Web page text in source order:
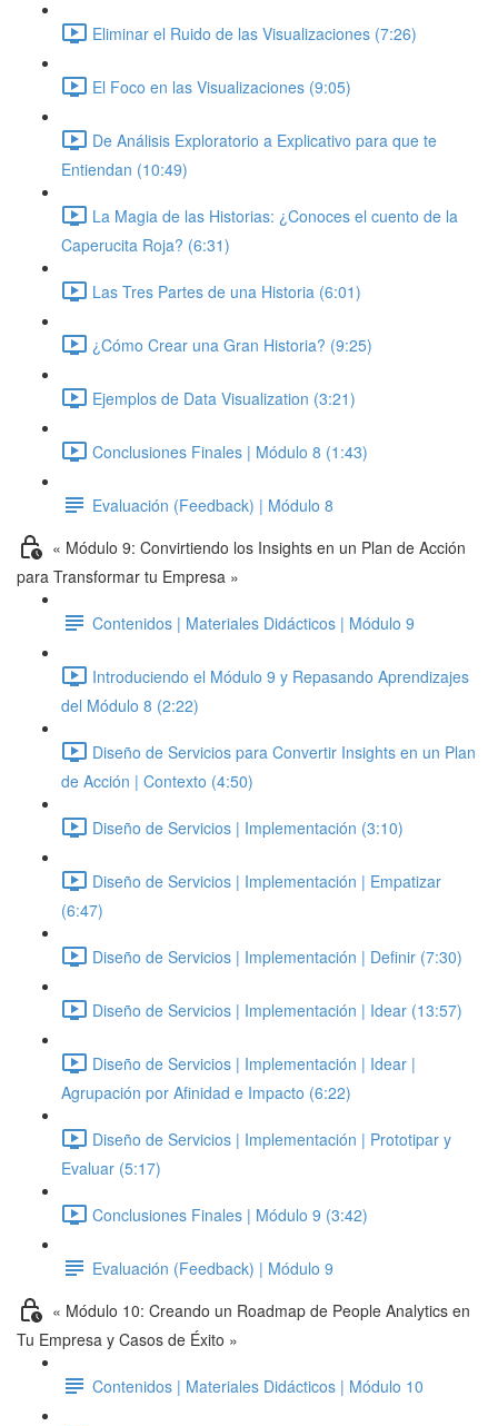
Eliminar el Ruido de las Visualizaciones (7:26)
El Foco en las Visualizaciones (9:05)
De Análisis Exploratorio a Explicativo para que te
Entiendan (10:49)
La Magia de las Historias: ¿Conoces el cuento de la
Caperucita Roja? (6:31)
Las Tres Partes de una Historia (6:01)
¿Cómo Crear una Gran Historia? (9:25)
Ejemplos de Data Visualization (3:21)
Conclusiones Finales | Módulo 8 (1:43)
Evaluación (Feedback) | Módulo 8
« Módulo 9: Convirtiendo los Insights en un Plan de Acción
para Transformar tu Empresa »
Contenidos | Materiales Didácticos | Módulo 9
Introduciendo el Módulo 9 y Repasando Aprendizajes
del Módulo 8 (2:22)
Diseño de Servicios para Convertir Insights en un Plan
de Acción | Contexto (4:50)
Diseño de Servicios | Implementación (3:10)
Diseño de Servicios | Implementación | Empatizar
(6:47)
Diseño de Servicios | Implementación | Definir (7:30)
Diseño de Servicios | Implementación | Idear (13:57)
Diseño de Servicios | Implementación | Idear |
Agrupación por Afinidad e Impacto (6:22)
Diseño de Servicios | Implementación | Prototipar y
Evaluar (5:17)
Conclusiones Finales | Módulo 9 (3:42)
Evaluación (Feedback) | Módulo 9
« Módulo 10: Creando un Roadmap de People Analytics en
Tu Empresa y Casos de Éxito »
Contenidos | Materiales Didácticos | Módulo 10